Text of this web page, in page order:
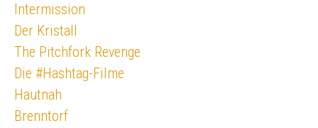
Intermission
Der Kristall
The Pitchfork Revenge
Die #Hashtag-Filme
Hautnah
Brenntorf